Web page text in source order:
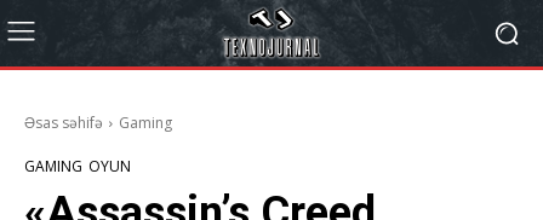
Əsas səhifə Gaming
GAMING OYUN